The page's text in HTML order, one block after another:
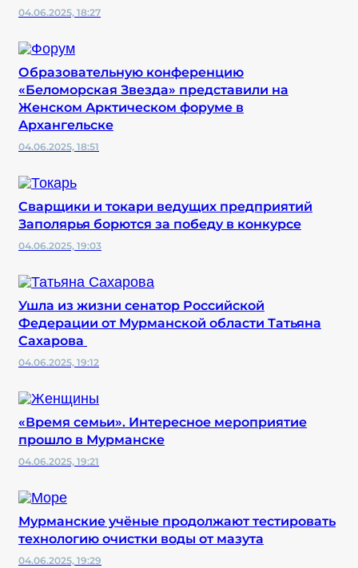
04.06.2025, 18:27
Образовательную конференцию
«Беломорская Звезда» представили на
Женском Арктическом форуме в
Архангельске
04.06.2025, 18:51
Сварщики и токари ведущих предприятий
Заполярья борются за победу в конкурсе
04.06.2025, 19:03
Ушла из жизни сенатор Российской
Федерации от Мурманской области Татьяна
Сахарова
04.06.2025, 19:12
«Время семьи». Интересное мероприятие
прошло в Мурманске
04.06.2025, 19:21
Мурманские учёные продолжают тестировать
технологию очистки воды от мазута
04.06.2025, 19:29